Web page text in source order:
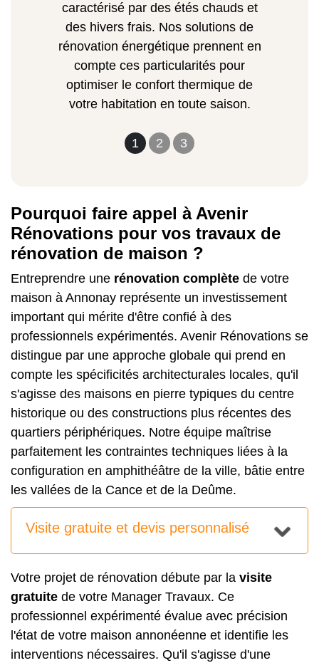
1 2 3
caractérisé par des étés chauds et
des hivers frais. Nos solutions de
rénovation énergétique prennent en
compte ces particularités pour
optimiser le confort thermique de
votre habitation en toute saison.
Pourquoi faire appel à Avenir
Rénovations pour vos travaux de
rénovation de maison ?
Entreprendre une rénovation complète de votre
maison à Annonay représente un investissement
important qui mérite d'être confié à des
professionnels expérimentés. Avenir Rénovations se
distingue par une approche globale qui prend en
compte les spécificités architecturales locales, qu'il
s'agisse des maisons en pierre typiques du centre
historique ou des constructions plus récentes des
quartiers périphériques. Notre équipe maîtrise
parfaitement les contraintes techniques liées à la
configuration en amphithéâtre de la ville, bâtie entre
les vallées de la Cance et de la Deûme.
Visite gratuite et devis personnalisé
Votre projet de rénovation débute par la visite
gratuite de votre Manager Travaux. Ce
professionnel expérimenté évalue avec précision
l'état de votre maison annonéenne et identifie les
interventions nécessaires. Qu'il s'agisse d'une